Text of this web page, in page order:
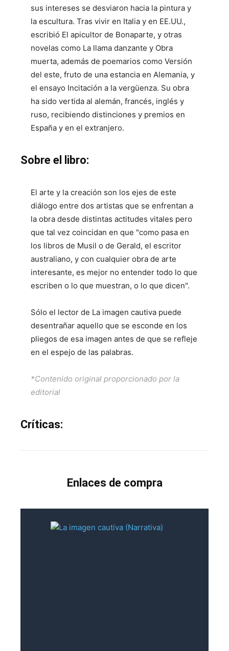
sus intereses se desviaron hacia la pintura y
la escultura. Tras vivir en Italia y en EE.UU.,
escribió El apicultor de Bonaparte, y otras
novelas como La llama danzante y Obra
muerta, además de poemarios como Versión
del este, fruto de una estancia en Alemania, y
el ensayo Incitación a la vergüenza. Su obra
ha sido vertida al alemán, francés, inglés y
ruso, recibiendo distinciones y premios en
España y en el extranjero.
Sobre el libro:
El arte y la creación son los ejes de este
diálogo entre dos artistas que se enfrentan a
la obra desde distintas actitudes vitales pero
que tal vez coincidan en que "como pasa en
los libros de Musil o de Gerald, el escritor
australiano, y con cualquier obra de arte
interesante, es mejor no entender todo lo que
escriben o lo que muestran, o lo que dicen".
Sólo el lector de La imagen cautiva puede
desentrañar aquello que se esconde en los
pliegos de esa imagen antes de que se refleje
en el espejo de las palabras.
*Contenido original proporcionado por la
editorial
Críticas:
Enlaces de compra